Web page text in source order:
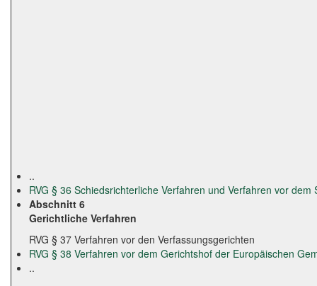
..
RVG § 36 Schiedsrichterliche Verfahren und Verfahren vor dem
Abschnitt 6
Gerichtliche Verfahren
RVG § 37 Verfahren vor den Verfassungsgerichten
RVG § 38 Verfahren vor dem Gerichtshof der Europäischen
..